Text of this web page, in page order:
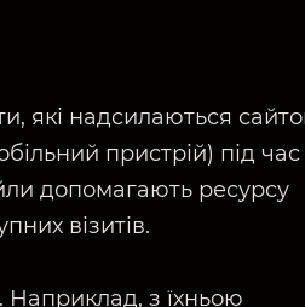
які надсилаються
пристрій) під час
допомагають ресурсу
візитів.
з їхньою